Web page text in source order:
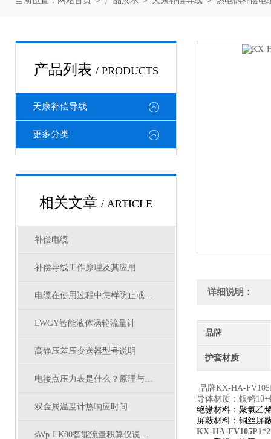
产品列表 / PRODUCTS
天康补偿导线
更多分类
相关文章 / ARTICLE
补偿电缆
补偿导线工作原理及其应用
电缆在使用过程中怎样防止或减轻电气干扰的措施
LWGY智能液体涡轮流量计
高静压差压变送器型号说明
电接点压力表是什么？原理与应用全面解析
双金属温度计热响应时间
sWp-LK80智能流量积算仪说明书
详细说明：
品牌
护套材质
品牌KX-HA-
导体材质：镍铬
绝缘材料：聚氯乙
屏蔽材料：铜丝屏
KX-HA-